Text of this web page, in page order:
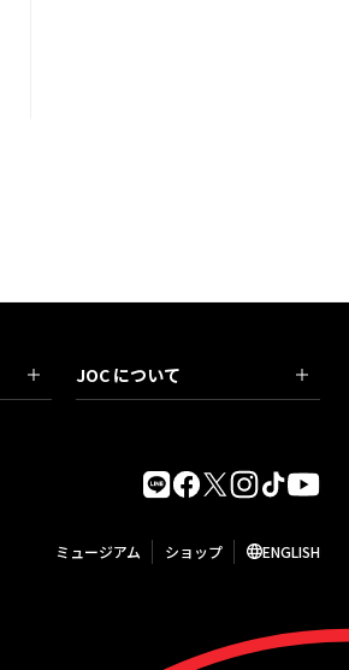
JOC について
ミュージアム ショップ ENGLISH